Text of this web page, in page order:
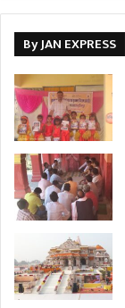
By JAN EXPRESS